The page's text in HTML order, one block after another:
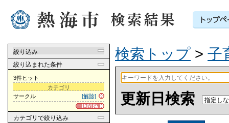
絞り込み
絞り込まれた条件
3件ヒット
カテゴリ
[解除]
サークル
カテゴリ で絞り込み
検索トップ > 子
更新日検索